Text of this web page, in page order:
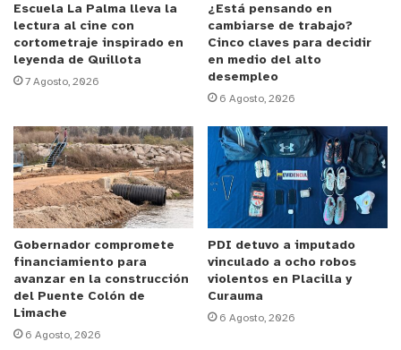
del Juzgado de Garantía de Viña del Mar para ser
formalizado por este hecho, quedando
automáticamente a disposición de Gendarmería
por el quebrantamiento de condena por el delito
de Robo con violencia que tiene a su haber.
y tú, ¿qué opinas?
Escuela La Palma lleva la
lectura al cine con
cortometraje inspirado en
leyenda de Quillota
7 Agosto, 2026
¿Está pensando en
cambiarse de trabajo?
Cinco claves para decidir
en medio del alto
desempleo
6 Agosto, 2026
Gobernador compromete
financiamiento para
avanzar en la construcción
del Puente Colón de
Limache
6 Agosto, 2026
PDI detuvo a imputado
vinculado a ocho robos
violentos en Placilla y
Curauma
6 Agosto, 2026